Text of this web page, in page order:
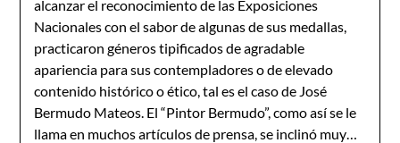
alcanzar el reconocimiento de las Exposiciones
Nacionales con el sabor de algunas de sus medallas,
practicaron géneros tipificados de agradable
apariencia para sus contempladores o de elevado
contenido histórico o ético, tal es el caso de José
Bermudo Mateos. El “Pintor Bermudo”, como así se le
llama en muchos artículos de prensa, se inclinó muy…